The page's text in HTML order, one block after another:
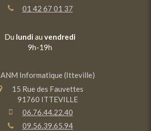
01 42 67 01 37
Du lundi au vendredi
9h-19h
ANM Informatique (Itteville)
15 Rue des Fauvettes
91760 ITTEVILLE
06.76.44.22.40
09.56.39.65.94